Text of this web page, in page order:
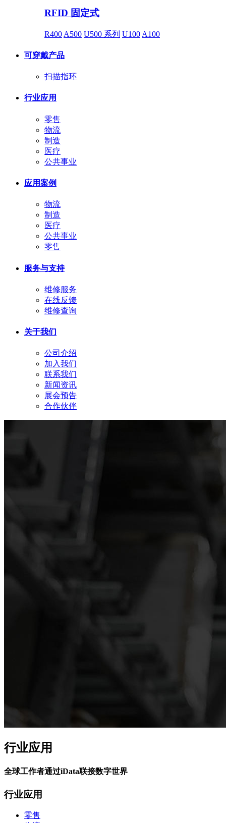
RFID 固定式
R400 A500 U500 系列 U100 A100
可穿戴产品
扫描指环
行业应用
零售
物流
制造
医疗
公共事业
应用案例
物流
制造
医疗
公共事业
零售
服务与支持
维修服务
在线反馈
维修查询
关于我们
公司介绍
加入我们
联系我们
新闻资讯
展会预告
合作伙伴
行业应用
全球工作者通过iData联接数字世界
行业应用
零售